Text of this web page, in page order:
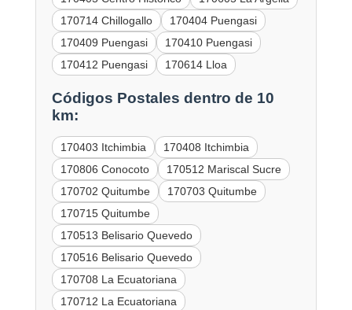
170714 Chillogallo
170404 Puengasi
170409 Puengasi
170410 Puengasi
170412 Puengasi
170614 Lloa
Códigos Postales dentro de 10
km:
170403 Itchimbia
170408 Itchimbia
170806 Conocoto
170512 Mariscal Sucre
170702 Quitumbe
170703 Quitumbe
170715 Quitumbe
170513 Belisario Quevedo
170516 Belisario Quevedo
170708 La Ecuatoriana
170712 La Ecuatoriana